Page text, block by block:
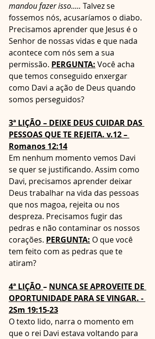
mandou fazer isso..... Talvez se
fossemos nós, acusaríamos o diabo.
Precisamos aprender que Jesus é o
Senhor de nossas vidas e que nada
acontece com nós sem a sua
permissão. PERGUNTA: Você acha
que temos conseguido enxergar
como Davi a ação de Deus quando
somos perseguidos?
3ª LIÇÃO – DEIXE DEUS CUIDAR DAS
PESSOAS QUE TE REJEITA. v.12 –
Romanos 12:14
Em nenhum momento vemos Davi
se quer se justificando. Assim como
Davi, precisamos aprender deixar
Deus trabalhar na vida das pessoas
que nos magoa, rejeita ou nos
despreza. Precisamos fugir das
pedras e não contaminar os nossos
corações. PERGUNTA: O que você
tem feito com as pedras que te
atiram?
4ª LIÇÃO – NUNCA SE APROVEITE DE
OPORTUNIDADE PARA SE VINGAR. -
2Sm 19:15-23
O texto lido, narra o momento em
que o rei Davi estava voltando para